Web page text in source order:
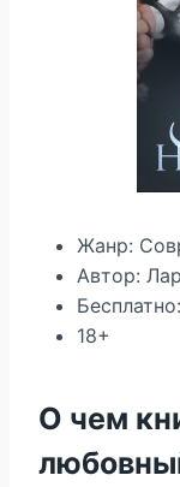
Жанр:
Автор:
18+
О чем